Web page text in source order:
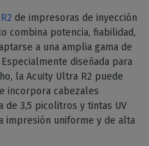
de impresoras de inyección
combina potencia, fiabilidad,
a una amplia gama de
diseñada para
la Acuity Ultra R2 puede
incorpora cabezales
de 3,5 picolitros y tintas UV
impresión uniforme y de alta